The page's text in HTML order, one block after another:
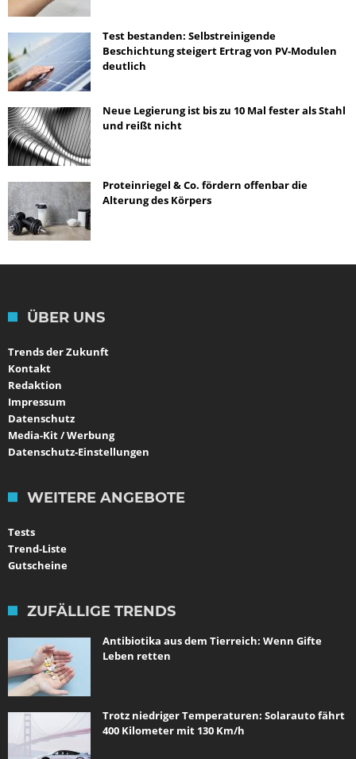
Test bestanden: Selbstreinigende
Beschichtung steigert Ertrag von PV-Modulen
deutlich
Neue Legierung ist bis zu 10 Mal fester als Stahl
und reißt nicht
Proteinriegel & Co. fördern offenbar die
Alterung des Körpers
ÜBER UNS
Trends der Zukunft
Kontakt
Redaktion
Impressum
Datenschutz
Media-Kit / Werbung
Datenschutz-Einstellungen
WEITERE ANGEBOTE
Tests
Trend-Liste
Gutscheine
ZUFÄLLIGE TRENDS
Antibiotika aus dem Tierreich: Wenn Gifte
Leben retten
Trotz niedriger Temperaturen: Solarauto fährt
400 Kilometer mit 130 Km/h